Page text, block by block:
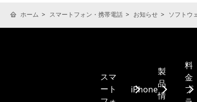
ホーム スマートフォン・携帯電話 お知らせ ソフトウ
スマ
ート
iPhone
製
品
情
料
金
プ